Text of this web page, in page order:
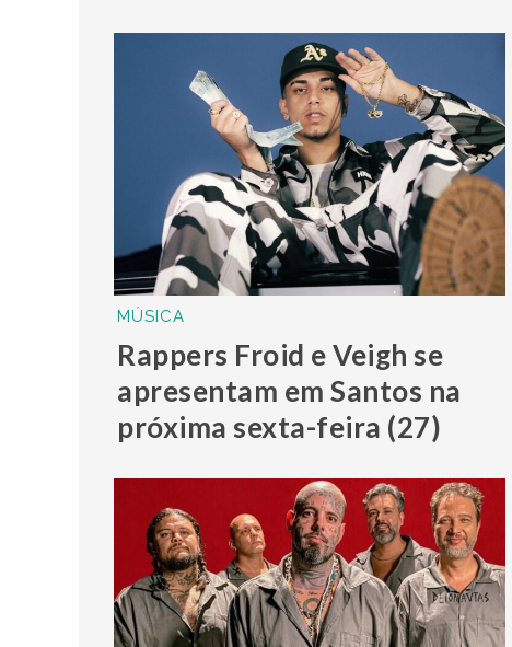
MÚSICA
Rappers Froid e Veigh se
apresentam em Santos na
próxima sexta-feira (27)